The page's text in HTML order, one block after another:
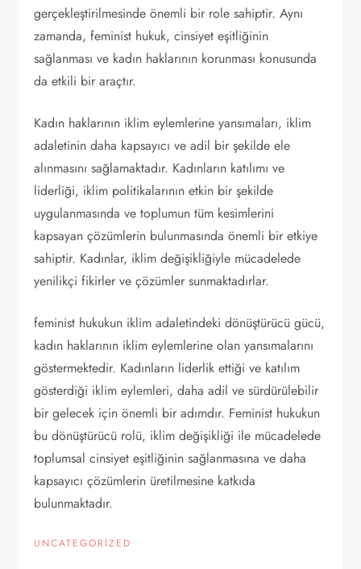
gerçekleştirilmesinde önemli bir role sahiptir. Aynı
zamanda, feminist hukuk, cinsiyet eşitliğinin
sağlanması ve kadın haklarının korunması konusunda
da etkili bir araçtır.
Kadın haklarının iklim eylemlerine yansımaları, iklim
adaletinin daha kapsayıcı ve adil bir şekilde ele
alınmasını sağlamaktadır. Kadınların katılımı ve
liderliği, iklim politikalarının etkin bir şekilde
uygulanmasında ve toplumun tüm kesimlerini
kapsayan çözümlerin bulunmasında önemli bir etkiye
sahiptir. Kadınlar, iklim değişikliğiyle mücadelede
yenilikçi fikirler ve çözümler sunmaktadırlar.
feminist hukukun iklim adaletindeki dönüştürücü gücü,
kadın haklarının iklim eylemlerine olan yansımalarını
göstermektedir. Kadınların liderlik ettiği ve katılım
gösterdiği iklim eylemleri, daha adil ve sürdürülebilir
bir gelecek için önemli bir adımdır. Feminist hukukun
bu dönüştürücü rolü, iklim değişikliği ile mücadelede
toplumsal cinsiyet eşitliğinin sağlanmasına ve daha
kapsayıcı çözümlerin üretilmesine katkıda
bulunmaktadır.
UNCATEGORIZED